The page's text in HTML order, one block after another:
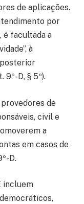
de aplicações.
por
é facultada a
à
D, § 5º).
de
civil e
a
em casos de
D.
incluem